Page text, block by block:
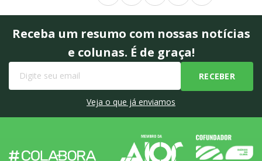
Receba um resumo com nossas notícias
e colunas. É de graça!
Veja o que já enviamos